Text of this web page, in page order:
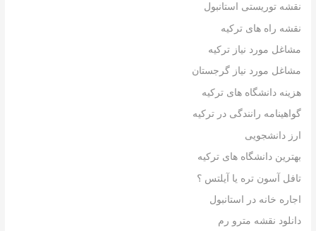
نقشه توریستی استانبول
نقشه راه های ترکیه
مشاغل مورد نیاز ترکیه
مشاغل مورد نیاز گرجستان
هزینه دانشگاه های ترکیه
گواهینامه رانندگی در ترکیه
ارز دانشجویی
بهترین دانشگاه های ترکیه
تافل آسون تره یا آیلتس ؟
اجاره خانه در استانبول
دانلود نقشه مترو رم